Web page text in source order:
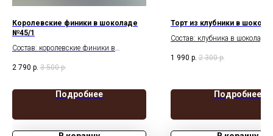
Королевские финики в шоколаде
№45/1
Состав: королевские финики в
миндаль, фундук
2 790 р. 3 500 р.
Подробнее
Торт из клубники в
Состав: клубника в шоколаде
1 990 р. 2 300 р.
Подробнее